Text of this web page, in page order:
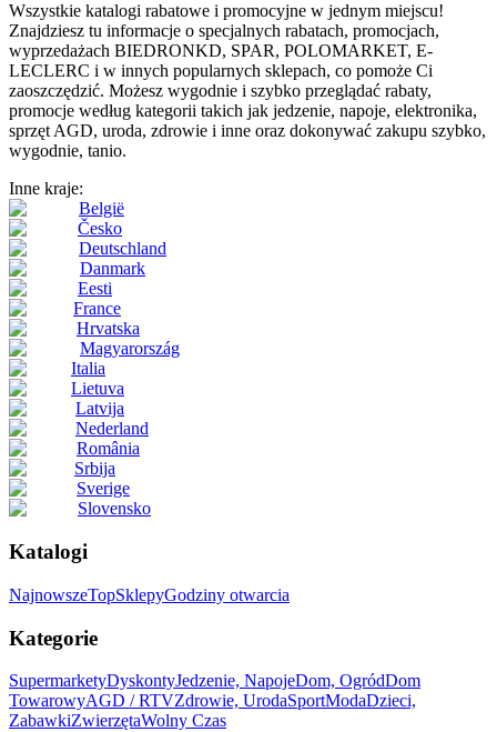
Wszystkie katalogi rabatowe i promocyjne w jednym miejscu!
Znajdziesz tu informacje o specjalnych rabatach, promocjach,
wyprzedażach BIEDRONKD, SPAR, POLOMARKET, E-
LECLERC i w innych popularnych sklepach, co pomoże Ci
zaoszczędzić. Możesz wygodnie i szybko przeglądać rabaty,
promocje według kategorii takich jak jedzenie, napoje, elektronika,
sprzęt AGD, uroda, zdrowie i inne oraz dokonywać zakupu szybko,
wygodnie, tanio.
Inne kraje:
België
Česko
Deutschland
Danmark
Eesti
France
Hrvatska
Magyarország
Italia
Lietuva
Latvija
Nederland
România
Srbija
Sverige
Slovensko
Katalogi
NajnowszeTopSklepyGodziny otwarcia
Kategorie
SupermarketyDyskontyJedzenie, NapojeDom, OgródDom
TowarowyAGD / RTVZdrowie, UrodaSportModaDzieci,
ZabawkiZwierzętaWolny Czas